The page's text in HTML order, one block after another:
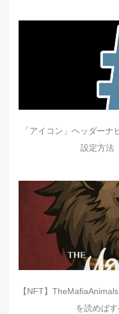
「アイコン」ヘッダー
設定方法
【NFT】
を読めば